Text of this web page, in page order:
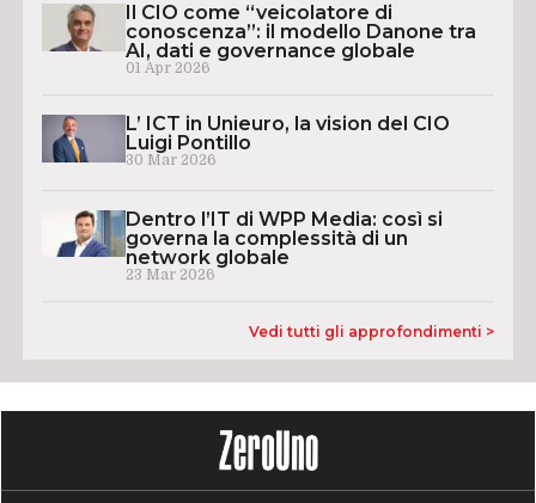
Il CIO come “veicolatore di
conoscenza”: il modello Danone tra
AI, dati e governance globale
01 Apr 2026
L’ ICT in Unieuro, la vision del CIO
Luigi Pontillo
30 Mar 2026
Dentro l’IT di WPP Media: così si
governa la complessità di un
network globale
23 Mar 2026
Vedi tutti gli approfondimenti >